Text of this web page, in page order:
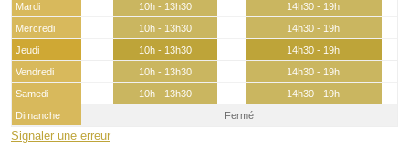
Mardi
10h - 13h30
14h30 - 19h
Mercredi
10h - 13h30
14h30 - 19h
Jeudi
10h - 13h30
14h30 - 19h
Vendredi
10h - 13h30
14h30 - 19h
Samedi
10h - 13h30
14h30 - 19h
Dimanche
Fermé
Signaler une erreur